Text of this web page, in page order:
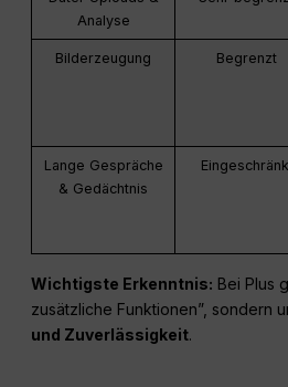
Analyse
Bilderzeugung Begrenzt
Lange Gespräche
& Gedächtnis
Wichtigste Erkenntnis: Bei Plus
zusätzliche Funktionen”, sondern
und Zuverlässigkeit.